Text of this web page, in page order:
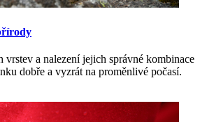
vrstev a nalezení jejich správné kombinace
dobře a vyzrát na proměnlivé počasí.